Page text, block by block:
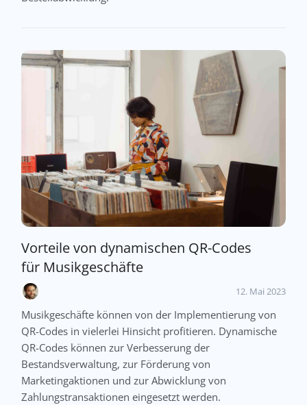
Vorteile von dynamischen QR-Codes
für Musikgeschäfte
12. Mai 2023
Musikgeschäfte können von der Implementierung von
QR-Codes in vielerlei Hinsicht profitieren. Dynamische
QR-Codes können zur Verbesserung der
Bestandsverwaltung, zur Förderung von
Marketingaktionen und zur Abwicklung von
Zahlungstransaktionen eingesetzt werden.